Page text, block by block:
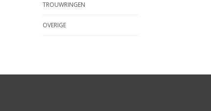
TROUWRINGEN
OVERIGE